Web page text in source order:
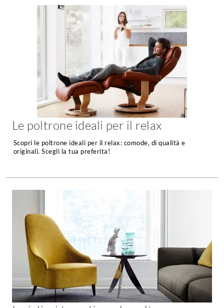
Poltrone
Poltroncine
Divanoletto
Divani in Pelle
Complementi
Tavoli
Sedie
Tavolini
Oggettistica
Complementi arredo
Notte
Camere Matrimoniali
Letti
Comodino
Camere Classiche
Lenzuola
Piumini
Riciclo
Energie Rinnovabili
Bioedilizia
Teleriscaldamento
Cura della casa
Pulizia
Detergenti
Stiro
Aspirapolvere
Progetti
Ristrutturazione
Restauri
Impianti
Hi-Fi
Televisori
Le poltrone ideali per il relax
Scopri le poltrone ideali per il relax: comode, di qualità e
originali. Scegli la tua preferita!